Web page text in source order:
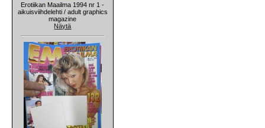
Erotiikan Maailma 1994 nr 1 -
aikuisviihdelehti / adult graphics
magazine
Näytä